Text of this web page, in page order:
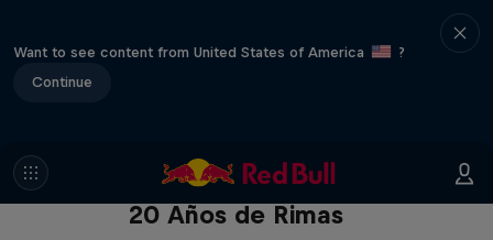
Want to see content from United States of America
?
Continue
Red Bull Batalla Nueva Historia:
20 Años de Rimas